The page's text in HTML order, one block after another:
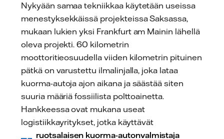
Nykyään samaa tekniikkaa käytetään useissa
menestyksekkäissä projekteissa Saksassa,
mukaan lukien yksi Frankfurt am Mainin lähellä
oleva projekti. 60 kilometrin
moottoritieosuudella viiden kilometrin pituinen
pätkä on varustettu ilmalinjalla, joka lataa
kuorma-autoja ajon aikana ja säästää siten
suuria määriä fossiilista polttoainetta.
Hankkeessa ovat mukana useat
logistiikkayritykset, jotka käyttävät
ruotsalaisen kuorma-autonvalmistaja